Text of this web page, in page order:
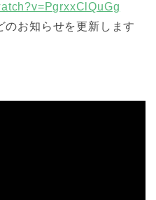
のお知らせを更新します